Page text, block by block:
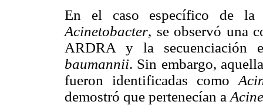
En el caso específico de la
Acinetobacter, se observó una
ARDRA y la
baumannii. Sin embargo,
fueron identificadas como
demostró que pertenecían a